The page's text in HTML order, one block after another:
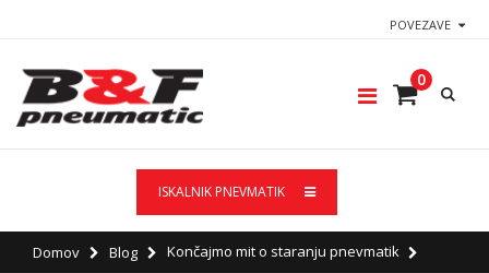
POVEZAVE
0
ISKALNIK PNEVMATIK
Domov Blog Končajmo mit o staranju pnevmatik